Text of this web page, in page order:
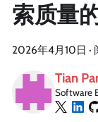
索质量
2026年4月10日 ·
Tian
Software